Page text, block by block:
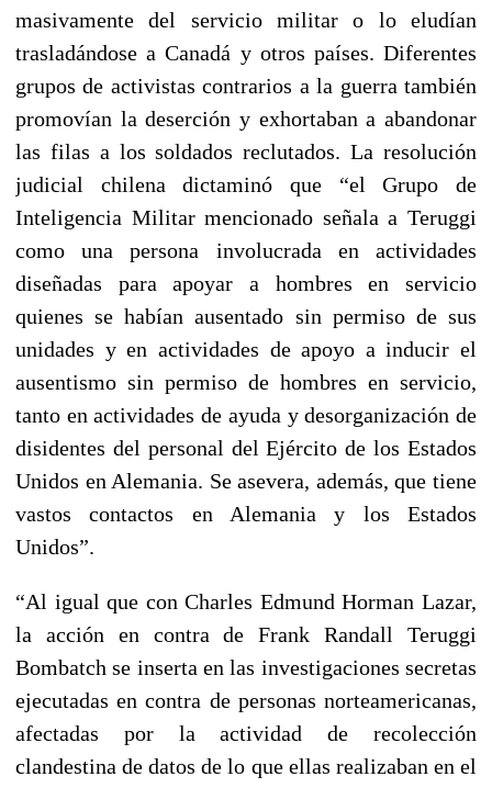
masivamente del servicio militar o lo eludían
trasladándose a Canadá y otros países. Diferentes
grupos de activistas contrarios a la guerra también
promovían la deserción y exhortaban a abandonar
las filas a los soldados reclutados. La resolución
judicial chilena dictaminó que “el Grupo de
Inteligencia Militar mencionado señala a Teruggi
como una persona involucrada en actividades
diseñadas para apoyar a hombres en servicio
quienes se habían ausentado sin permiso de sus
unidades y en actividades de apoyo a inducir el
ausentismo sin permiso de hombres en servicio,
tanto en actividades de ayuda y desorganización de
disidentes del personal del Ejército de los Estados
Unidos en Alemania. Se asevera, además, que tiene
vastos contactos en Alemania y los Estados
Unidos”.
“Al igual que con Charles Edmund Horman Lazar,
la acción en contra de Frank Randall Teruggi
Bombatch se inserta en las investigaciones secretas
ejecutadas en contra de personas norteamericanas,
afectadas por la actividad de recolección
clandestina de datos de lo que ellas realizaban en el